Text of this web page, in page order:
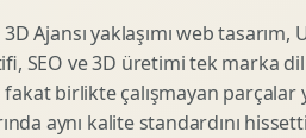
Tasarimi
Statik
Motion
Ajansı yaklaşımı web tasarım,
SEO ve 3D üretimi tek marka
birlikte çalışmayan parçalar
aynı kalite standardını